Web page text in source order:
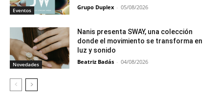
Eventos Grupo Duplex - 05/08/2026
Novedades
Nanis presenta SWAY, una colección
donde el movimiento se transforma en
luz y sonido
Beatriz Badás - 04/08/2026